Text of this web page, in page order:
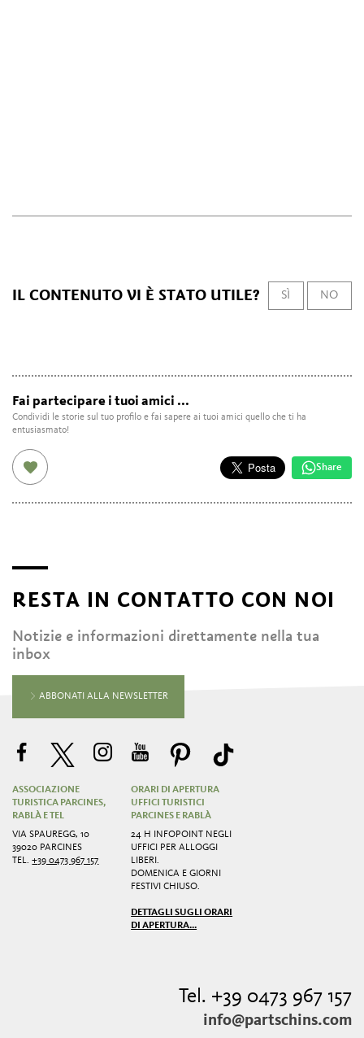
IL CONTENUTO VI È STATO UTILE? SÌ NO
Fai partecipare i tuoi amici ...
Condividi le storie sul tuo profilo e fai sapere ai tuoi amici quello che ti ha
entusiasmato!
Share
RESTA IN CONTATTO CON NOI
Notizie e informazioni direttamente nella tua
inbox
ABBONATI ALLA NEWSLETTER
ASSOCIAZIONE
TURISTICA PARCINES,
RABLÀ E TEL
VIA SPAUREGG, 10
39020 PARCINES
TEL.+39 0473 967 157
ORARI DI APERTURA
UFFICI TURISTICI
PARCINES E RABLÀ
24 H INFOPOINT NEGLI
UFFICI PER ALLOGGI
LIBERI.
DOMENICA E GIORNI
FESTIVI CHIUSO.
DETTAGLI SUGLI ORARI
DI APERTURA...
Tel. +39 0473 967 157
info@partschins.com